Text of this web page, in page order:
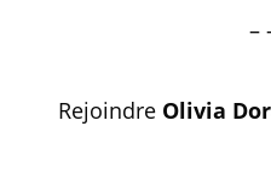
–
Rejoindre Olivia